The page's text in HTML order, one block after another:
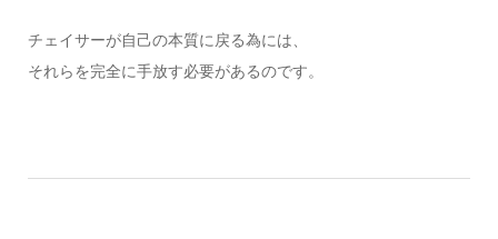
チェイサーが自己の本質に戻る為には、
それらを完全に手放す必要があるのです。